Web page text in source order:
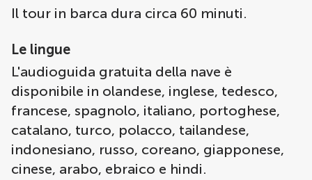
Il tour in barca dura circa 60 minuti.
Le lingue
L'audioguida gratuita della nave è
disponibile in olandese, inglese, tedesco,
francese, spagnolo, italiano, portoghese,
catalano, turco, polacco, tailandese,
indonesiano, russo, coreano, giapponese,
cinese, arabo, ebraico e hindi.